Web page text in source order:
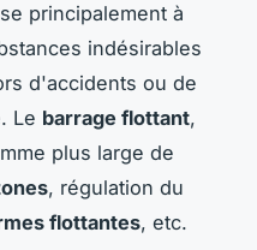
principalement à
indésirables
d'accidents ou de
Le barrage flottant,
plus large de
, régulation du
flottantes, etc.